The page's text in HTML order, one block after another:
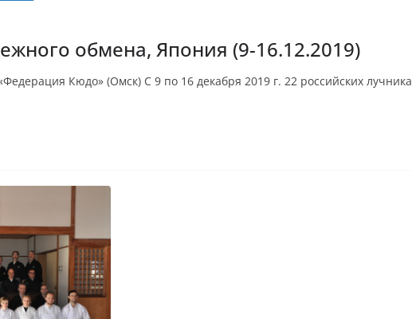
обмена, Япония (9-16.12.2019)
Кюдо» (Омск) С 9 по 16 декабря 2019 г. 22 российских лучника